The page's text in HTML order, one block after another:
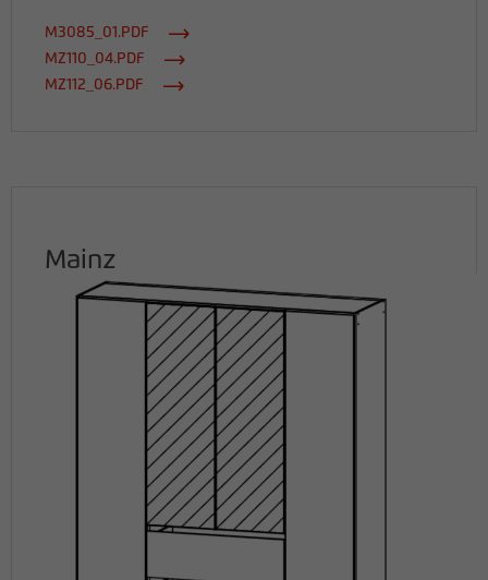
M3085_01.PDF
MZ110_04.PDF
MZ112_06.PDF
Mainz